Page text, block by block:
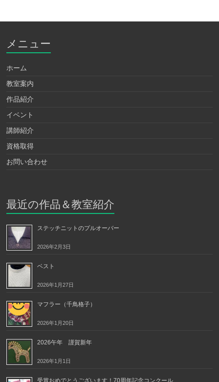
メニュー
ホーム
教室案内
作品紹介
イベント
講師紹介
資格取得
お問い合わせ
最近の作品＆教室紹介
ステッチニットのプルオーバー
2026年2月3日
ベスト
2026年1月27日
マフラー（千鳥格子）
2026年1月20日
2026午年 謹賀新年
2026年1月1日